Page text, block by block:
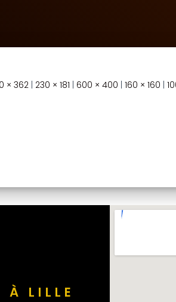
× 362 230 × 181 600 × 400 160 × 160
À LILLE